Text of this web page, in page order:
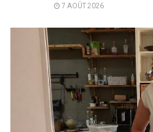
7 AOÛT 2026